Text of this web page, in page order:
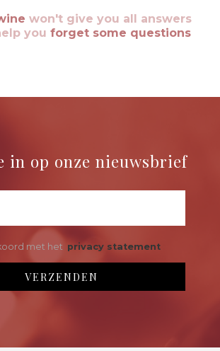
won't give you all answers
you forget some questions
in op onze nieuwsbrief
met het privacy statement